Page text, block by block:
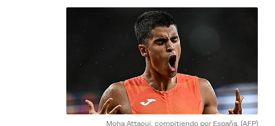
Moha Attaoui, compitiendo por España. (AFP)